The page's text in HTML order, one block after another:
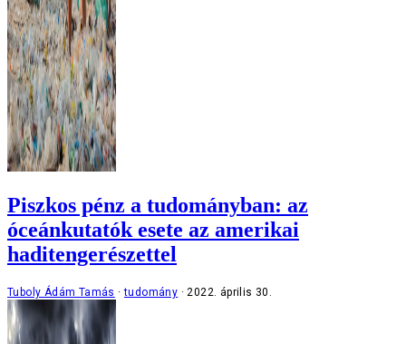
Piszkos pénz a tudományban: az
óceánkutatók esete az amerikai
haditengerészettel
Tuboly Ádám Tamás tudomány 2022. április 30.